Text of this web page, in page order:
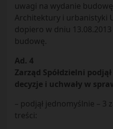
uwagi na wydanie
Architektury i urbanistyki
dopiero w dniu
budowę.
Ad. 4
Zarząd Spółdzielni
decyzje i uchwały w
– podjął jednomyślnie – 3
treści: